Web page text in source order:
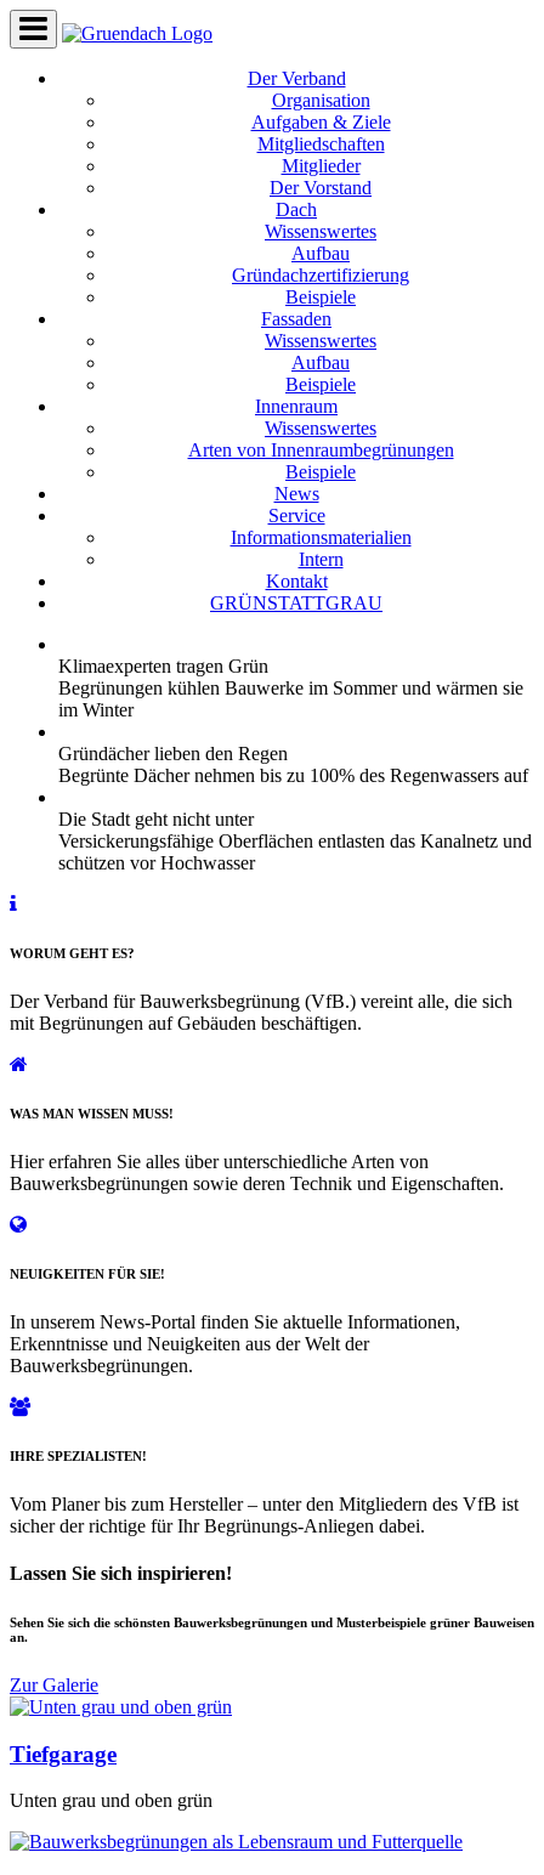
Der Verband
Organisation
Aufgaben & Ziele
Mitgliedschaften
Mitglieder
Der Vorstand
Dach
Wissenswertes
Aufbau
Gründachzertifizierung
Beispiele
Fassaden
Wissenswertes
Aufbau
Beispiele
Innenraum
Wissenswertes
Arten von Innenraumbegrünungen
Beispiele
News
Service
Informationsmaterialien
Intern
Kontakt
GRÜNSTATTGRAU
Klimaexperten tragen Grün
Begrünungen kühlen Bauwerke im Sommer und wärmen sie
im Winter
Gründächer lieben den Regen
Begrünte Dächer nehmen bis zu 100% des Regenwassers auf
Die Stadt geht nicht unter
Versickerungsfähige Oberflächen entlasten das Kanalnetz und
schützen vor Hochwasser
WORUM GEHT ES?
Der Verband für Bauwerksbegrünung (VfB.) vereint alle, die sich
mit Begrünungen auf Gebäuden beschäftigen.
WAS MAN WISSEN MUSS!
Hier erfahren Sie alles über unterschiedliche Arten von
Bauwerksbegrünungen sowie deren Technik und Eigenschaften.
NEUIGKEITEN FÜR SIE!
In unserem News-Portal finden Sie aktuelle Informationen,
Erkenntnisse und Neuigkeiten aus der Welt der
Bauwerksbegrünungen.
IHRE SPEZIALISTEN!
Vom Planer bis zum Hersteller – unter den Mitgliedern des VfB ist
sicher der richtige für Ihr Begrünungs-Anliegen dabei.
Lassen Sie sich inspirieren!
Sehen Sie sich die schönsten Bauwerksbegrünungen und Musterbeispiele grüner Bauweisen
an.
Zur Galerie
Tiefgarage
Unten grau und oben grün